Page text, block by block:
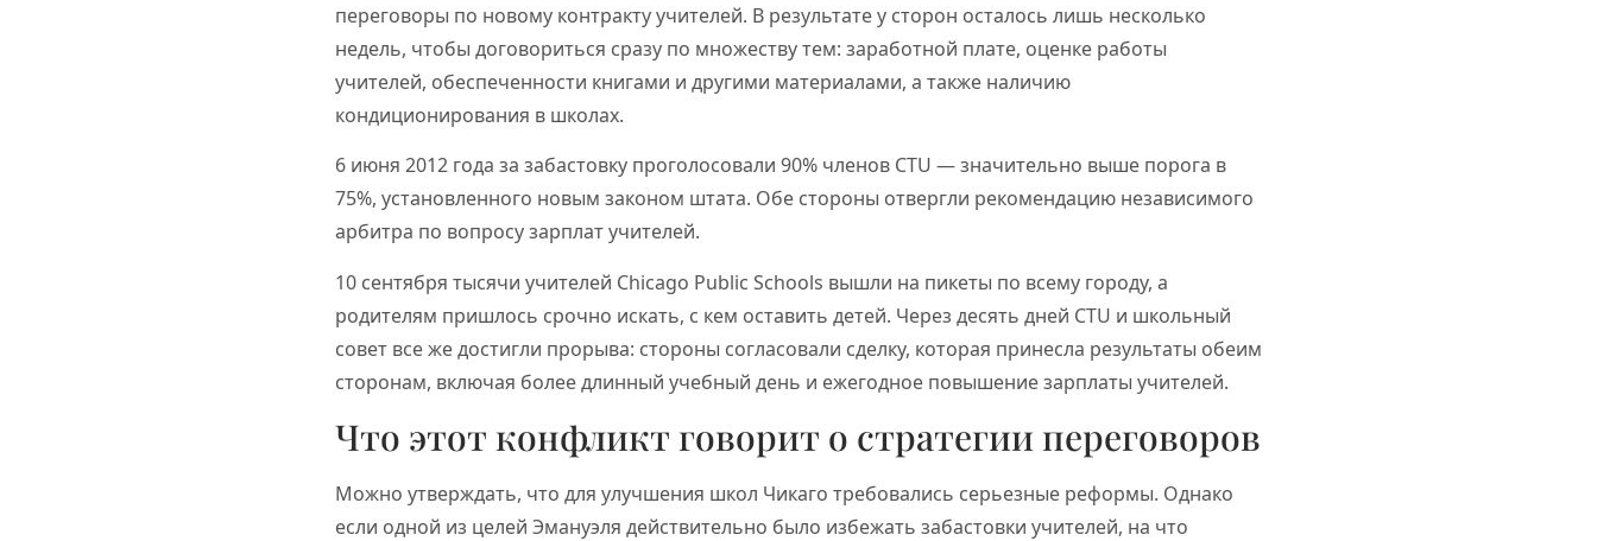
переговоры по новому контракту учителей. В результате у сторон осталось лишь несколько
недель, чтобы договориться сразу по множеству тем: заработной плате, оценке работы
учителей, обеспеченности книгами и другими материалами, а также наличию
кондиционирования в школах.
6 июня 2012 года за забастовку проголосовали 90% членов CTU — значительно выше порога в
75%, установленного новым законом штата. Обе стороны отвергли рекомендацию независимого
арбитра по вопросу зарплат учителей.
10 сентября тысячи учителей Chicago Public Schools вышли на пикеты по всему городу, а
родителям пришлось срочно искать, с кем оставить детей. Через десять дней CTU и школьный
совет все же достигли прорыва: стороны согласовали сделку, которая принесла результаты обеим
сторонам, включая более длинный учебный день и ежегодное повышение зарплаты учителей.
Что этот конфликт говорит о стратегии переговоров
Можно утверждать, что для улучшения школ Чикаго требовались серьезные реформы. Однако
если одной из целей Эмануэля действительно было избежать забастовки учителей, на что